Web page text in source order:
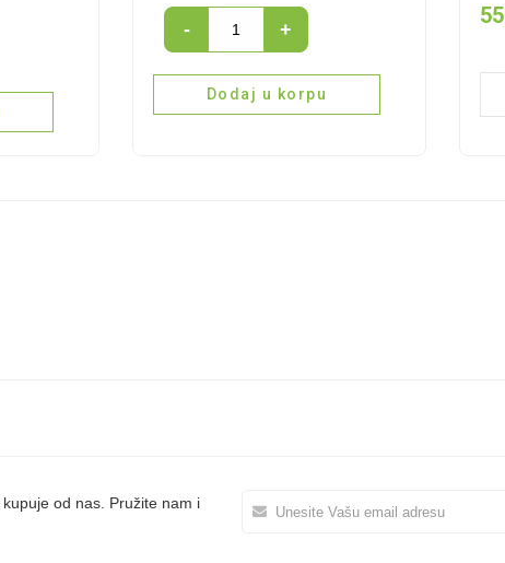
BLAGI
- +
Dodaj u korpu
kupuje od nas. Pružite nam i